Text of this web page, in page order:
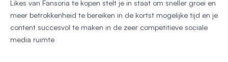
Likes van Fansoria te kopen stelt je in staat om sneller groei en
meer betrokkenheid te bereiken in de kortst mogelijke tijd en je
content succesvol te maken in de zeer competitieve sociale
media ruimte